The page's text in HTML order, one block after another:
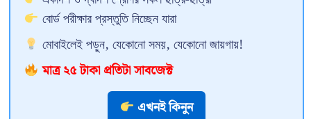
বোর্ড পরীক্ষার প্রস্তুতি নিচ্ছেন যারা
মোবাইলেই পড়ুন, যেকোনো সময়, যেকোনো জায়গায়!
মাত্র ২৫ টাকা প্রতিটা সাবজেক্ট
এখনই কিনুন